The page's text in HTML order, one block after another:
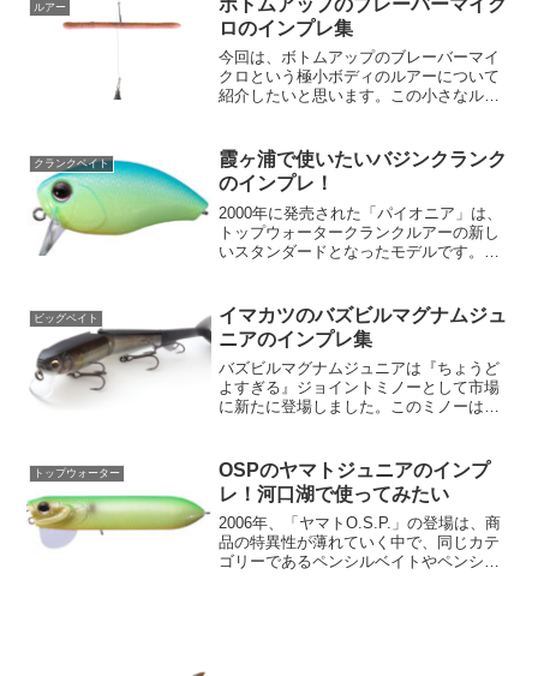
めています。マイクロフリ...
ルアー
ボトムアップのブレーバーマイク
ロのインプレ集
今回は、ボトムアップのブレーバーマイ
クロという極小ボディのルアーについて
紹介したいと思います。この小さなルア
では、早速特徴を見ていきましょう！フ
ォール中もシャッドテール...
クランクベイト
霞ヶ浦で使いたいバジンクランク
のインプレ！
2000年に発売された「パイオニア」は、
トップウォータークランクルアーの新し
いスタンダードとなったモデルです。
アングラーへのアピール力から、トップ
ウォータークランク...
ビッグベイト
イマカツのバズビルマグナムジュ
ニアのインプレ集
バズビルマグナムジュニアは『ちょうど
よすぎる』ジョイントミノーとして市場
に新たに登場しました。このミノーは、
感でダウンサイズした製品として特化さ
れています。長さ130m...
トップウォーター
OSPのヤマトジュニアのインプ
レ！河口湖で使ってみたい
2006年、「ヤマトO.S.P.」の登場は、商
品の特異性が薄れていく中で、同じカテ
ゴリーであるペンシルベイトやペンシル